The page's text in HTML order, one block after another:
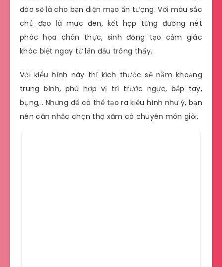
đáo sẽ là cho bạn diện mạo ấn tượng. Với màu sắc
chủ đạo là mực đen, kết hợp từng đường nét
phác họa chân thực, sinh động tạo cảm giác
khác biệt ngay từ lần đầu trông thấy.
Với kiểu hình này thì kích thước sẽ nằm khoảng
trung bình, phù hợp vị trí trước ngực, bắp tay,
bụng,.. Nhưng để có thể tạo ra kiểu hình như ý, bạn
nên cân nhắc chọn thợ xăm có chuyên môn giỏi.